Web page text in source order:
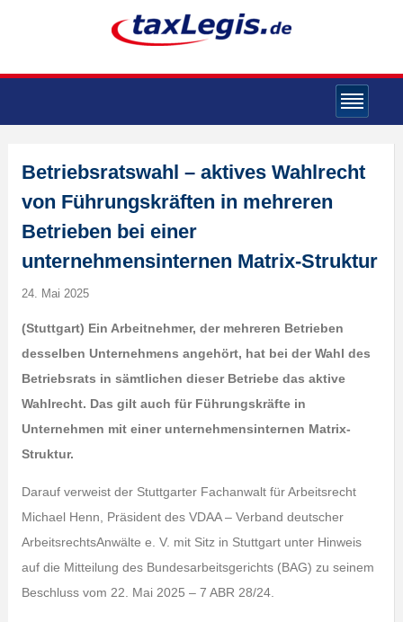
Betriebsratswahl – aktives Wahlrecht
von Führungskräften in mehreren
Betrieben bei einer
unternehmensinternen Matrix-Struktur
24. Mai 2025
(Stuttgart) Ein Arbeitnehmer, der mehreren Betrieben
desselben Unternehmens angehört, hat bei der Wahl des
Betriebsrats in sämtlichen dieser Betriebe das aktive
Wahlrecht. Das gilt auch für Führungskräfte in
Unternehmen mit einer unternehmensinternen Matrix-
Struktur.
Darauf verweist der Stuttgarter Fachanwalt für Arbeitsrecht
Michael Henn, Präsident des VDAA – Verband deutscher
ArbeitsrechtsAnwälte e. V. mit Sitz in Stuttgart unter Hinweis
auf die Mitteilung des Bundesarbeitsgerichts (BAG) zu seinem
Beschluss vom 22. Mai 2025 – 7 ABR 28/24.